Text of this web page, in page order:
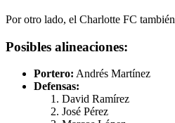
Por otro lado, el Charlotte FC
Posibles alineaciones:
Portero: Andrés Martínez
Defensas:
David Ramírez
José Pérez